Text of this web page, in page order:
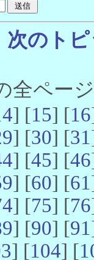
次のト
全ペー
] [15] [16
] [30] [31
] [45] [46
] [60] [61
] [75] [76
] [90] [91
] [104] [